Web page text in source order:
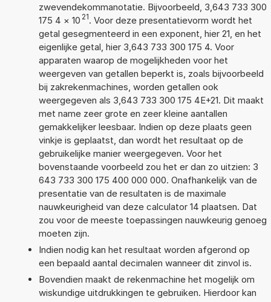
zwevendekommanotatie. Bijvoorbeeld, 3,643 733 300
175 4 × 10 21. Voor deze presentatievorm wordt het
getal gesegmenteerd in een exponent, hier 21, en het
eigenlijke getal, hier 3,643 733 300 175 4. Voor
apparaten waarop de mogelijkheden voor het
weergeven van getallen beperkt is, zoals bijvoorbeeld
bij zakrekenmachines, worden getallen ook
weergegeven als 3,643 733 300 175 4E+21. Dit maakt
met name zeer grote en zeer kleine aantallen
gemakkelijker leesbaar. Indien op deze plaats geen
vinkje is geplaatst, dan wordt het resultaat op de
gebruikelijke manier weergegeven. Voor het
bovenstaande voorbeeld zou het er dan zo uitzien: 3
643 733 300 175 400 000 000. Onafhankelijk van de
presentatie van de resultaten is de maximale
nauwkeurigheid van deze calculator 14 plaatsen. Dat
zou voor de meeste toepassingen nauwkeurig genoeg
moeten zijn.
Indien nodig kan het resultaat worden afgerond op
een bepaald aantal decimalen wanneer dit zinvol is.
Bovendien maakt de rekenmachine het mogelijk om
wiskundige uitdrukkingen te gebruiken. Hierdoor kan